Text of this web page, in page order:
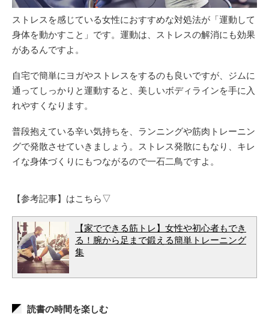
ストレスを感じている女性におすすめな対処法が「運動して
身体を動かすこと」です。運動は、ストレスの解消にも効果
があるんですよ。
自宅で簡単にヨガやストレスをするのも良いですが、ジムに
通ってしっかりと運動すると、美しいボディラインを手に入
れやすくなります。
普段抱えている辛い気持ちを、ランニングや筋肉トレーニン
グで発散させていきましょう。ストレス発散にもなり、キレ
イな身体づくりにもつながるので一石二鳥ですよ。
【参考記事】はこちら▽
【家でできる筋トレ】女性や初心者もでき
る！腕から足まで鍛える簡単トレーニング
集
読書の時間を楽しむ